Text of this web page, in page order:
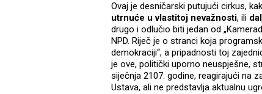
Ovaj je desničarski putujući cirkus,
utrnuće u vlastitoj nevažnosti, ili
drugo i odlučio biti jedan od
NPD. Riječ je o stranci koja
demokraciji“, a pripadnosti toj
je ove, politički uporno neuspješne,
siječnja 2107. godine, reagirajući na
Ustava, ali ne predstavlja aktualnu